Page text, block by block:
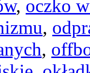
, oczko
,
,